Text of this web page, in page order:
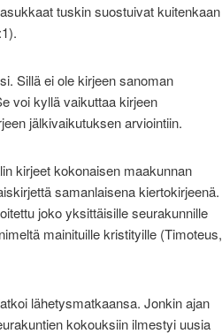
tuskin suostuivat kuitenkaan
Sillä ei ole kirjeen sanoman
voi kyllä vaikuttaa kirjeen
jälkivaikutuksen arviointiin.
kirjeet kokonaisen maakunnan
samanlaisena kiertokirjeenä.
joko yksittäisille seurakunnille
mainituille kristityille (Timoteus,
lähetysmatkaansa. Jonkin ajan
kokouksiin il­mestyi uusia